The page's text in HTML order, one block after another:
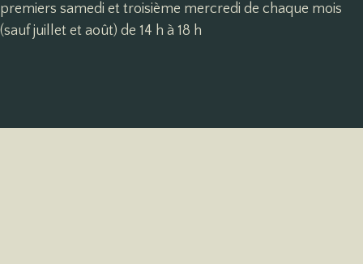
premiers samedi et troisième mercredi de chaque mois
(sauf juillet et août) de 14 h à 18 h